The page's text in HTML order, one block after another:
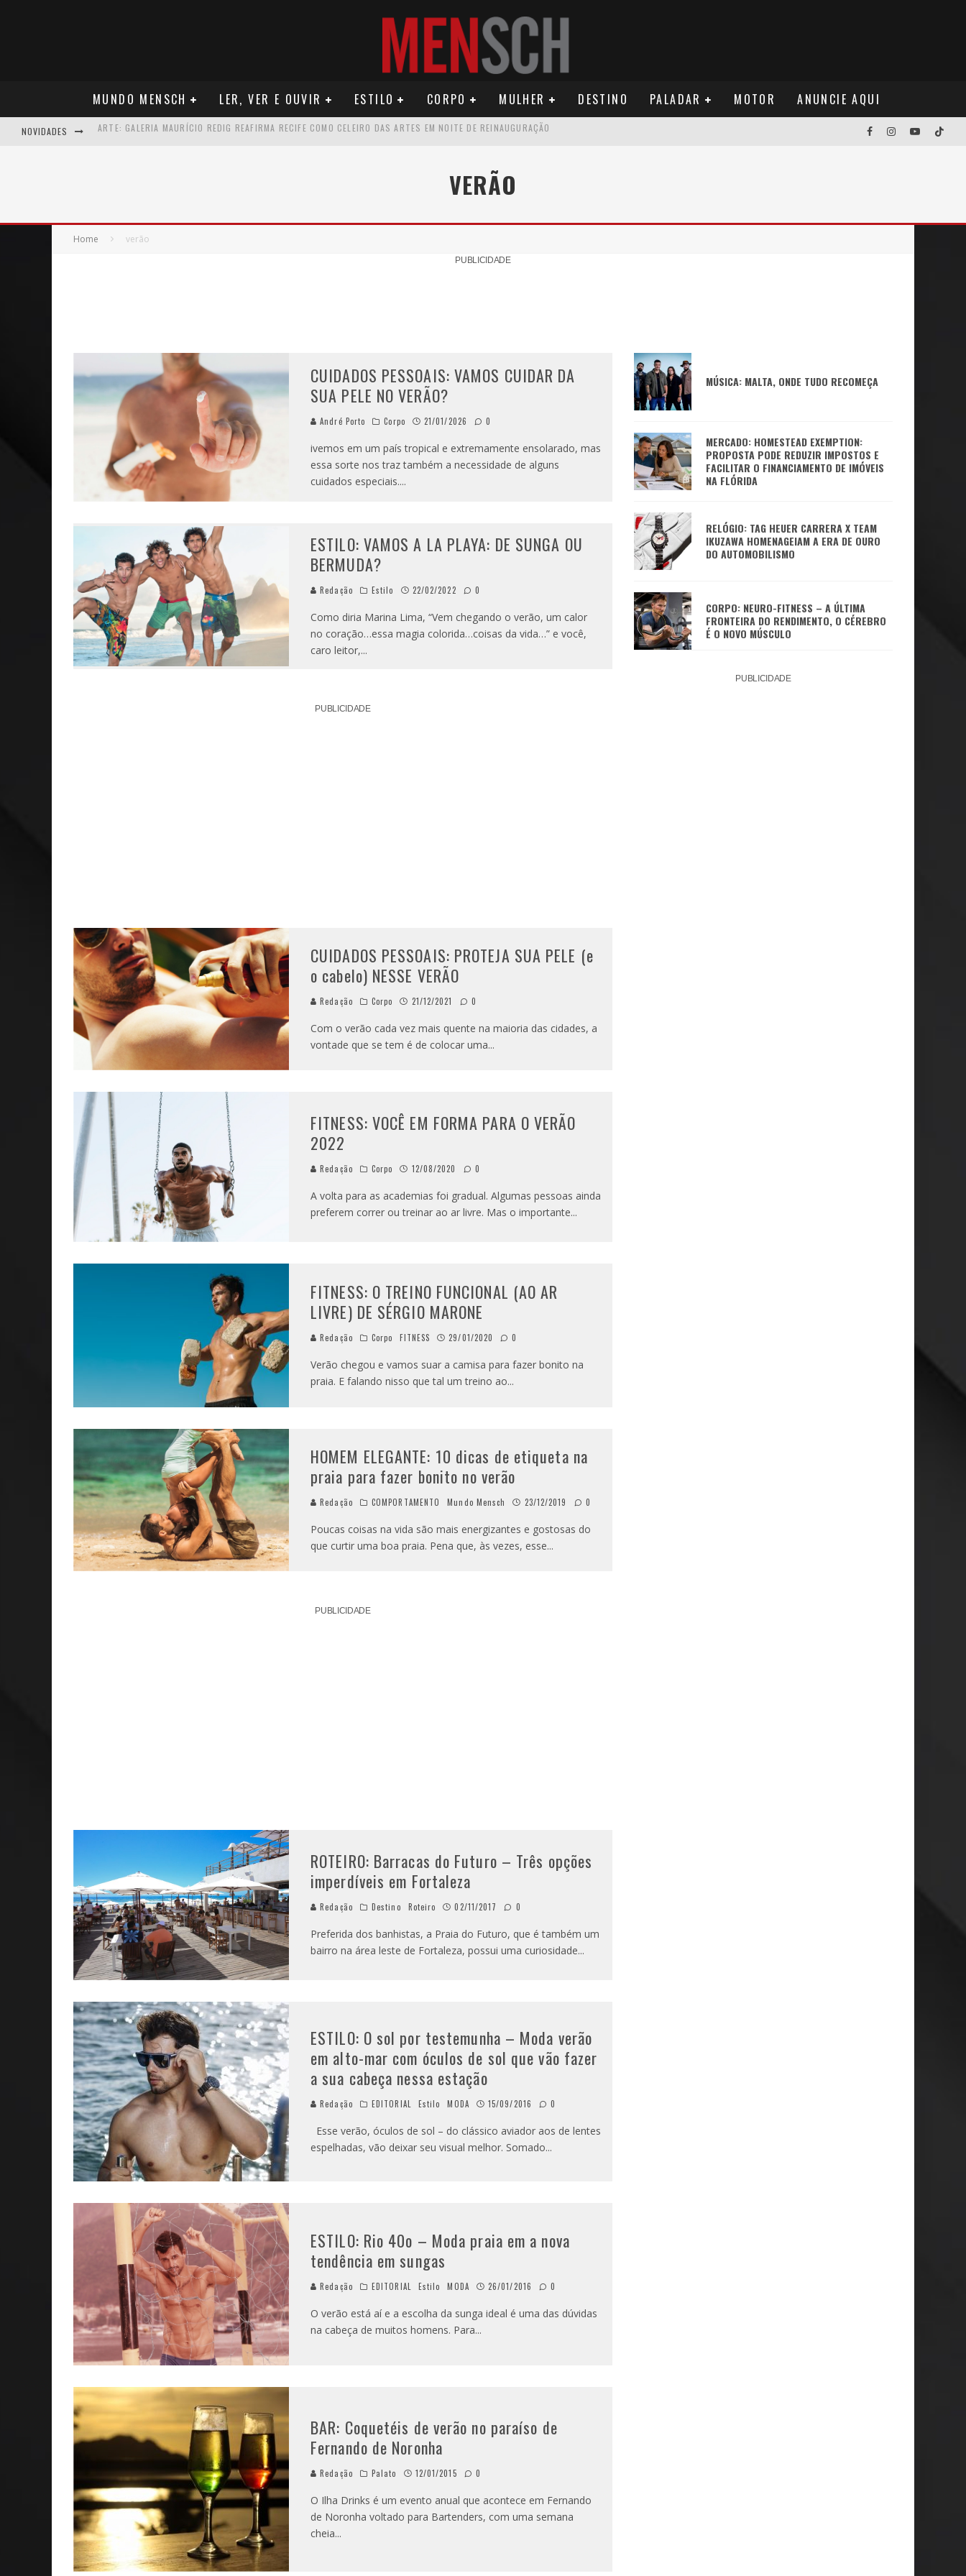
MUNDO MENSCH LER, VER E OUVIR ESTILO CORPO MULHER DESTINO PALADAR MOTOR ANUNCIE AQUI
NOVIDADES NEGÓCIOS: MUDANÇA NAS REGRAS DO SEGURO DE SAÚDE PODE AUMENTAR CUSTOS PARA MILHARES DE BRASILEIROS QUE VIVEM NOS EUA
ARQUITETURA: ARMAZÉM 11 - O NOVO MERCADO CRIATIVO PARA DESCOBRIR PERNAMBUCO
CARREIRA: NICHOLLAS MARSHELL: ENTRE ALGORITMOS E PROPÓSITO HUMANO
ARTE: GALERIA MAURÍCIO REDIG REAFIRMA RECIFE COMO CELEIRO DAS ARTES EM NOITE DE REINAUGURAÇÃO
VERÃO
Home verão
PUBLICIDADE
CUIDADOS PESSOAIS: VAMOS CUIDAR DA
SUA PELE NO VERÃO?
André Porto Corpo 21/01/2026 0
ivemos em um país tropical e extremamente ensolarado, mas
essa sorte nos traz também a necessidade de alguns
cuidados especiais....
ESTILO: VAMOS A LA PLAYA: DE SUNGA OU
BERMUDA?
Redação Estilo 22/02/2022 0
Como diria Marina Lima, “Vem chegando o verão, um calor
no coração…essa magia colorida…coisas da vida…” e você,
caro leitor,...
PUBLICIDADE
CUIDADOS PESSOAIS: PROTEJA SUA PELE (e
o cabelo) NESSE VERÃO
Redação Corpo 21/12/2021 0
Com o verão cada vez mais quente na maioria das cidades, a
vontade que se tem é de colocar uma...
FITNESS: VOCÊ EM FORMA PARA O VERÃO
2022
Redação Corpo 12/08/2020 0
A volta para as academias foi gradual. Algumas pessoas ainda
preferem correr ou treinar ao ar livre. Mas o importante...
FITNESS: O TREINO FUNCIONAL (AO AR
LIVRE) DE SÉRGIO MARONE
Redação Corpo FITNESS 29/01/2020 0
Verão chegou e vamos suar a camisa para fazer bonito na
praia. E falando nisso que tal um treino ao...
HOMEM ELEGANTE: 10 dicas de etiqueta na
praia para fazer bonito no verão
Redação COMPORTAMENTO Mundo Mensch 23/12/2019 0
Poucas coisas na vida são mais energizantes e gostosas do
que curtir uma boa praia. Pena que, às vezes, esse...
PUBLICIDADE
ROTEIRO: Barracas do Futuro – Três opções
imperdíveis em Fortaleza
Redação Destino Roteiro 02/11/2017 0
Preferida dos banhistas, a Praia do Futuro, que é também um
bairro na área leste de Fortaleza, possui uma curiosidade...
ESTILO: O sol por testemunha – Moda verão
em alto-mar com óculos de sol que vão fazer
a sua cabeça nessa estação
Redação EDITORIAL Estilo MODA 15/09/2016 0
Esse verão, óculos de sol – do clássico aviador aos de lentes
espelhadas, vão deixar seu visual melhor. Somado...
ESTILO: Rio 40o – Moda praia em a nova
tendência em sungas
Redação EDITORIAL Estilo MODA 26/01/2016 0
O verão está aí e a escolha da sunga ideal é uma das dúvidas
na cabeça de muitos homens. Para...
BAR: Coquetéis de verão no paraíso de
Fernando de Noronha
Redação Palato 12/01/2015 0
O Ilha Drinks é um evento anual que acontece em Fernando
de Noronha voltado para Bartenders, com uma semana
cheia...
MÚSICA: MALTA, ONDE TUDO RECOMEÇA
MERCADO: HOMESTEAD EXEMPTION:
PROPOSTA PODE REDUZIR IMPOSTOS E
FACILITAR O FINANCIAMENTO DE IMÓVEIS
NA FLÓRIDA
RELÓGIO: TAG HEUER CARRERA X TEAM
IKUZAWA HOMENAGEIAM A ERA DE OURO
DO AUTOMOBILISMO
CORPO: NEURO-FITNESS – A ÚLTIMA
FRONTEIRA DO RENDIMENTO, O CÉREBRO
É O NOVO MÚSCULO
PUBLICIDADE